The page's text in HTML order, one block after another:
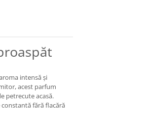
intensă și
acest parfum
petrecute acasă.
fără flacără